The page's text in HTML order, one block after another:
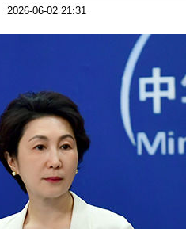
2026-06-02 21:31